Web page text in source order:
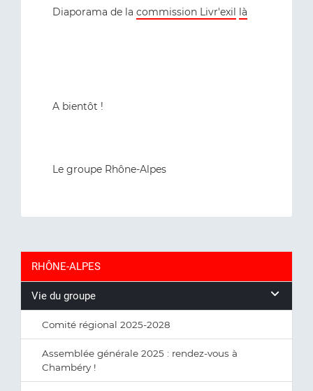
Diaporama de la commission Livr'exil là
A bientôt !
Le groupe Rhône-Alpes
RHÔNE-ALPES
Vie du groupe
Comité régional 2025-2028
Assemblée générale 2025 : rendez-vous à
Chambéry !